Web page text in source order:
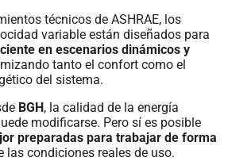
técnicos de ASHRAE, los
variable están diseñados para
en escenarios dinámicos y
tanto el confort como el
del sistema.
BGH, la calidad de la energía
modificarse. Pero sí es posible
preparadas para trabajar de forma
las condiciones reales de uso.